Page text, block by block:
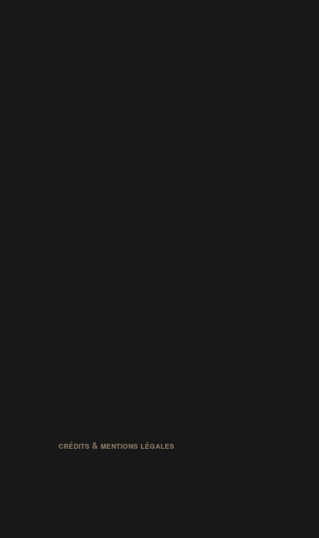
crédits & mentions légales